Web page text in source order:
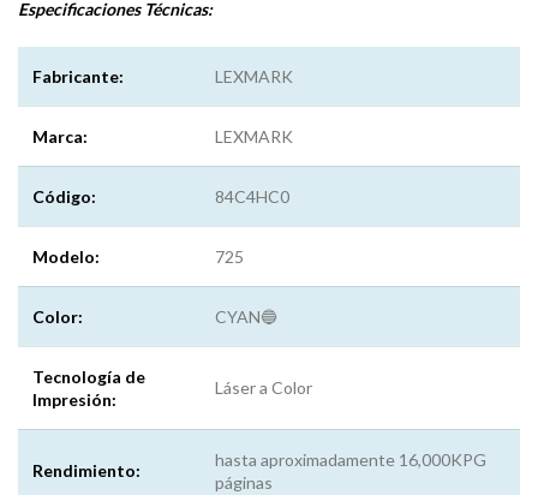
Especificaciones Técnicas:
Fabricante: LEXMARK
Marca: LEXMARK
Código: 84C4HC0
Modelo: 725
Color: CYAN🔵
Tecnología de
Impresión:
Láser a Color
Rendimiento:
hasta aproximadamente 16,000KPG
páginas